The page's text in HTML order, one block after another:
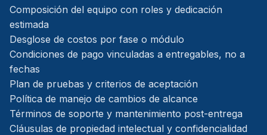
Composición del equipo con roles y dedicación
estimada
Desglose de costos por fase o módulo
Condiciones de pago vinculadas a entregables, no a
fechas
Plan de pruebas y criterios de aceptación
Política de manejo de cambios de alcance
Términos de soporte y mantenimiento post-entrega
Cláusulas de propiedad intelectual y confidencialidad